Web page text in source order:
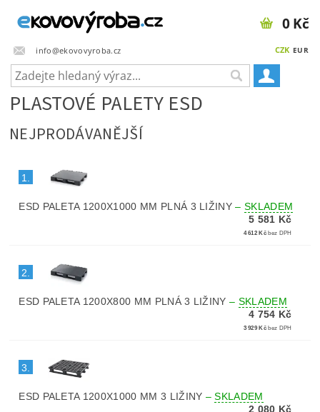
info@ekovovyroba.cz CZK EUR
0 Kč
PLASTOVÉ PALETY ESD
NEJPRODÁVANĚJŠÍ
1.
ESD PALETA 1200X1000 MM PLNÁ 3 LIŽINY–SKLADEM
5 581 Kč
4 612 Kč bez DPH
2.
ESD PALETA 1200X800 MM PLNÁ 3 LIŽINY– SKLADEM
4 754 Kč
3 929 Kč bez DPH
3.
ESD PALETA 1200X1000 MM 3 LIŽINY –SKLADEM
2 080 Kč